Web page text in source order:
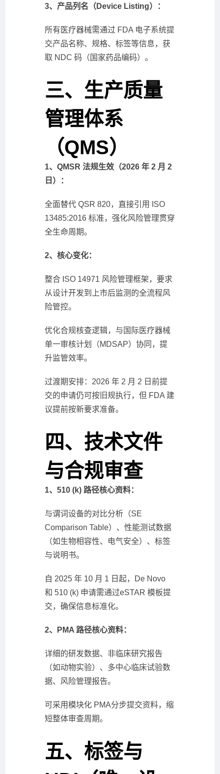
3、产品列名（Device Listing）：
所有医疗器械需通过 FDA 电子系统提
交产品名称、规格、标签等信息，获
取 NDC 码（国家药品编码）。
三、生产质量
管理体系
（QMS）
1、QMSR 法规生效（2026 年 2 月 2
日）：
全面替代 QSR 820，直接引用 ISO
13485:2016 标准，强化风险管理贯穿
全生命周期。
2、核心变化：
整合 ISO 14971 风险管理框架，要求
从设计开发到上市后监测的全流程风
险管控。
优化合规核查逻辑，与国际医疗器械
单一审核计划（MDSAP）协同，提
升监管效率。
过渡期安排：2026 年 2 月 2 日前提
交的申请仍可按旧规执行，但 FDA 建
议提前按新要求准备。
四、技术文件
与合规审查
1、510 (k) 路径核心资料：
与谓词设备的对比分析（SE
Comparison Table）、性能测试数据
（如生物相容性、电气安全）、标签
与说明书。
自 2025 年 10 月 1 日起，De Novo
和 510 (k) 申请需通过eSTAR 模板提
交，确保信息标准化。
2、PMA 路径核心资料：
详细的研发数据、非临床研究报告
（如动物实验）、多中心临床试验数
据、风险管理报告。
可采用模块化 PMA分步提交资料，缩
短整体审查周期。
五、标签与